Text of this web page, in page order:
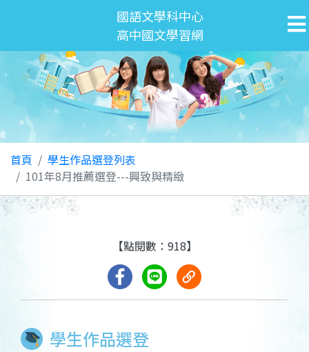
國語文學科中心
高中國文學習網
首頁
學生作品選登列表
101年8月推薦選登---興致與精緻
學生作品選登
【點閱數：918】